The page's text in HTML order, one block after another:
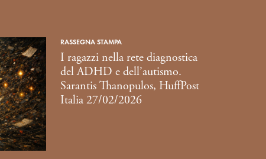
RASSEGNA STAMPA
I ragazzi nella rete diagnostica
del ADHD e dell’autismo.
Sarantis Thanopulos, HuffPost
Italia 27/02/2026